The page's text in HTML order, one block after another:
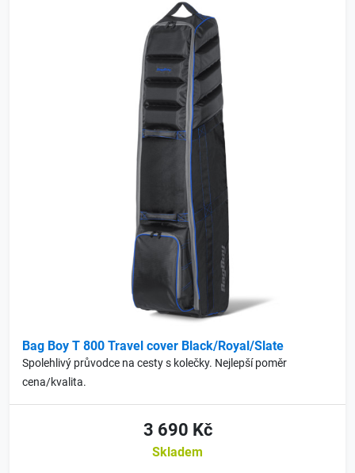
Bag Boy T 800 Travel cover Black/Royal/Slate
Spolehlivý průvodce na cesty s kolečky. Nejlepší poměr
cena/kvalita.
3 690 Kč
Skladem